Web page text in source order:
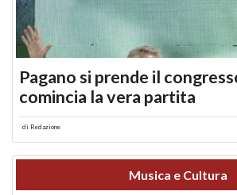
Pagano si prende il
comincia la vera partita
di Redazione
Musica e Cultura